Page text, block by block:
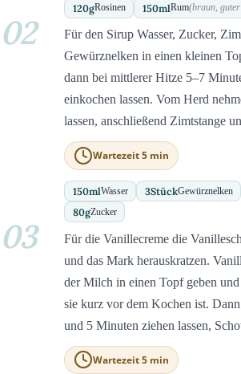
120gRosinen 150mlRum(braun,
02
Für den Sirup Wasser, Zucker,
Gewürznelken in einen kleinen
dann bei mittlerer Hitze 5–7
einkochen lassen. Vom Herd
lassen, anschließend Zimtstange
Wartezeit 5 min
150mlWasser 3StückGewürznelken
80gZucker
03
Für die Vanillecreme die
und das Mark herauskratzen.
der Milch in einen Topf geben
sie kurz vor dem Kochen ist.
und 5 Minuten ziehen lassen,
Wartezeit 5 min